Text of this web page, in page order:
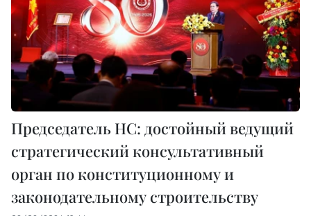
Председатель НС: достойный ведущий
стратегический консультативный
орган по конституционному и
законодательному строительству